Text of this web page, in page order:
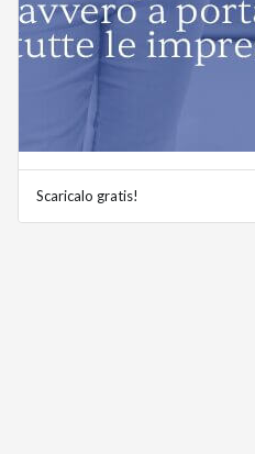
Scaricalo gratis!